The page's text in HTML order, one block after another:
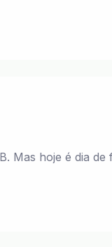
Mas hoje é dia de